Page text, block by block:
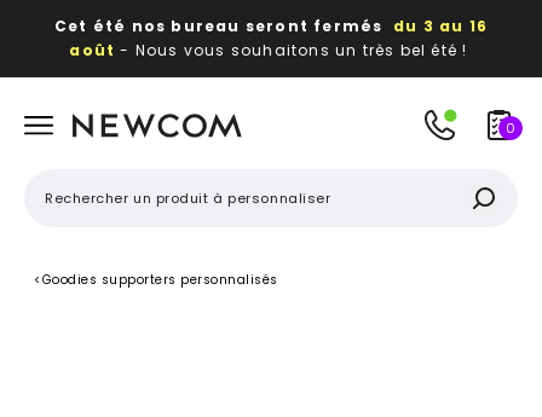
Cet été nos bureau seront fermés du 3 au 16
août - Nous vous souhaitons un très bel été !
publicitaires
0
< Goodies supporters personnalisés